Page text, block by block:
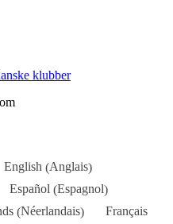
klubber
English(Anglais)
Español (Espagnol)
(Néerlandais) Français